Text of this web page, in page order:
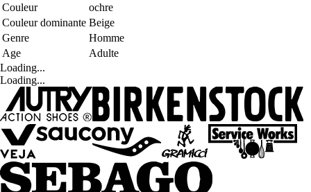
Couleur
ochre
Couleur dominante Beige
Genre
Homme
Age
Adulte
Loading...
Loading...